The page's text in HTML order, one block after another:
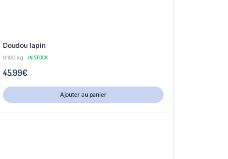
Doudou lapin
0.100 kg IN STOCK
45.99€
Ajouter au panier